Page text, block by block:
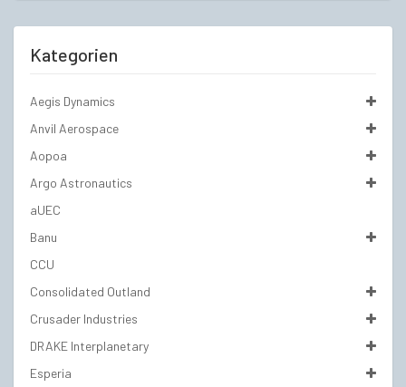
Kategorien
Aegis Dynamics
Anvil Aerospace
Aopoa
Argo Astronautics
aUEC
Banu
CCU
Consolidated Outland
Crusader Industries
DRAKE Interplanetary
Esperia